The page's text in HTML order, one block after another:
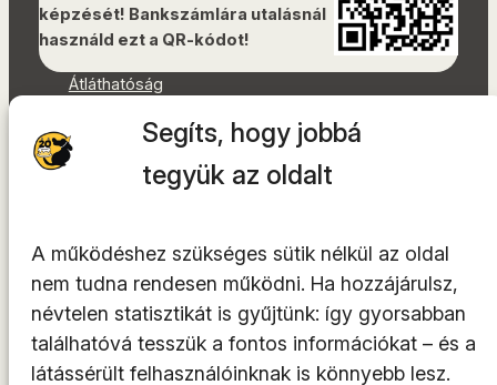
Segíts, hogy jobbá
tegyük az oldalt
A működéshez szükséges sütik nélkül az oldal
nem tudna rendesen működni. Ha hozzájárulsz,
névtelen statisztikát is gyűjtünk: így gyorsabban
találhatóvá tesszük a fontos információkat – és a
látássérült felhasználóinknak is könnyebb lesz.
képzését! Bankszámlára utalásnál
használd ezt a QR-kódot!
Átláthatóság
Akadálymentességi nyilatkozat
Oldaltérkép
YouTube
LinkedIn
TikTok